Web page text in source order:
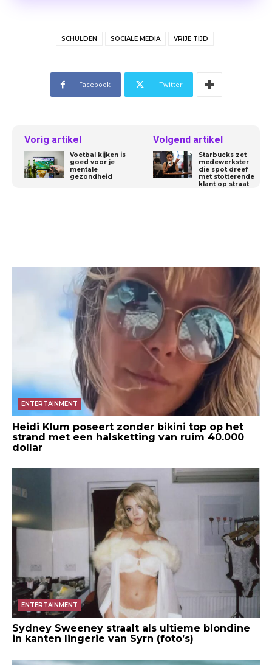
SCHULDEN SOCIALE MEDIA VRIJE TIJD
Facebook Twitter
Vorig artikel
Voetbal kijken is
goed voor je
mentale
gezondheid
Volgend artikel
Starbucks zet
medewerkster
die spot dreef
met stotterende
klant op straat
ENTERTAINMENT
Heidi Klum poseert zonder bikini top op het
strand met een halsketting van ruim 40.000
dollar
ENTERTAINMENT
Sydney Sweeney straalt als ultieme blondine
in kanten lingerie van Syrn (foto’s)